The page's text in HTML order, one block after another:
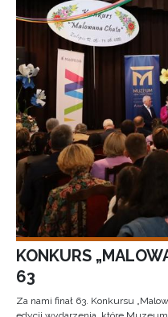
KONKURS
63
Za nami finał 63. Konkursu